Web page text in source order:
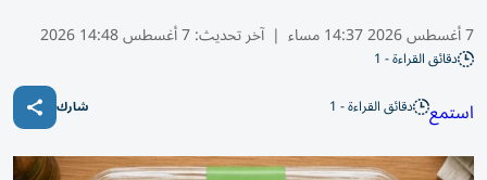
7 أغسطس 2026 14:37 مساء | آخر تحديث:7 أغسطس 14:48 2026
دقائق القراءة - 1
استمع دقائق القراءة - 1 شارك